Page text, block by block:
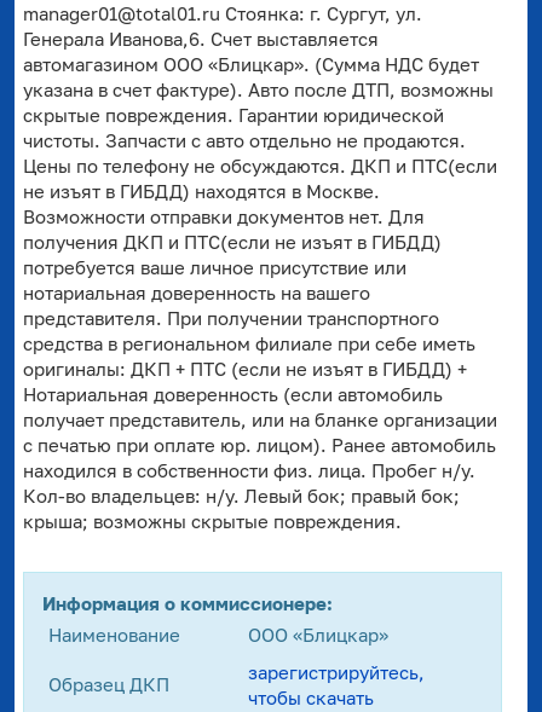
manager01@total01.ru Стоянка: г. Сургут, ул.
Генерала Иванова,6. Счет выставляется
автомагазином ООО «Блицкар». (Сумма НДС будет
указана в счет фактуре). Авто после ДТП, возможны
скрытые повреждения. Гарантии юридической
чистоты. Запчасти с авто отдельно не продаются.
Цены по телефону не обсуждаются. ДКП и ПТС(если
не изъят в ГИБДД) находятся в Москве.
Возможности отправки документов нет. Для
получения ДКП и ПТС(если не изъят в ГИБДД)
потребуется ваше личное присутствие или
нотариальная доверенность на вашего
представителя. При получении транспортного
средства в региональном филиале при себе иметь
оригиналы: ДКП + ПТС (если не изъят в ГИБДД) +
Нотариальная доверенность (если автомобиль
получает представитель, или на бланке организации
с печатью при оплате юр. лицом). Ранее автомобиль
находился в собственности физ. лица. Пробег н/у.
Кол-во владельцев: н/у. Левый бок; правый бок;
крыша; возможны скрытые повреждения.
Информация о коммиссионере:
Наименование
ООО «Блицкар»
Образец ДКП
зарегистрируйтесь,
чтобы скачать